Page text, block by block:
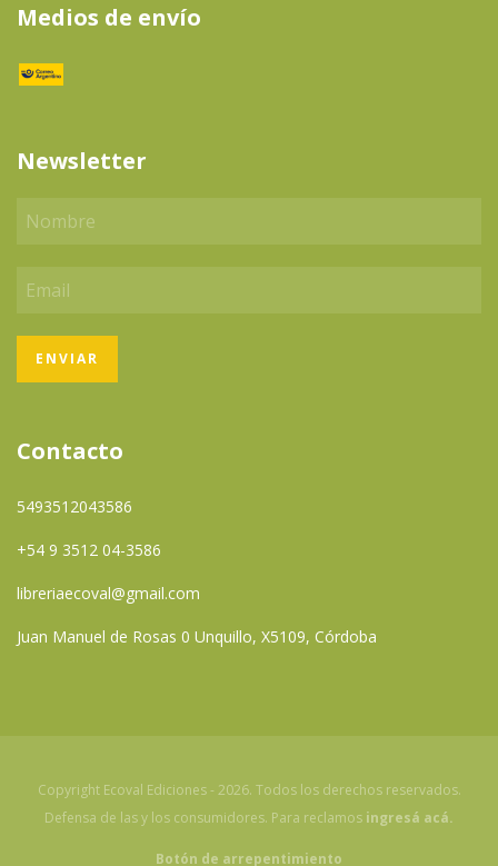
Medios de envío
Newsletter
Contacto
5493512043586
+54 9 3512 04-3586
libreriaecoval@gmail.com
Juan Manuel de Rosas 0 Unquillo, X5109, Córdoba
Copyright Ecoval Ediciones - 2026. Todos los derechos reservados.
Defensa de las y los consumidores. Para reclamos ingresá acá.
Botón de arrepentimiento